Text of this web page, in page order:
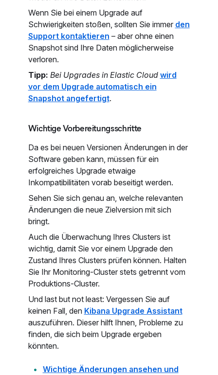
Wenn Sie bei einem Upgrade auf
Schwierigkeiten stoßen, sollten Sie immer den
Support kontaktieren – aber ohne einen
Snapshot sind Ihre Daten möglicherweise
verloren.
Tipp: Bei Upgrades in Elastic Cloud wird
vor dem Upgrade automatisch ein
Snapshot angefertigt.
Wichtige Vorbereitungsschritte
Da es bei neuen Versionen Änderungen in der
Software geben kann, müssen für ein
erfolgreiches Upgrade etwaige
Inkompatibilitäten vorab beseitigt werden.
Sehen Sie sich genau an, welche relevanten
Änderungen die neue Zielversion mit sich
bringt.
Auch die Überwachung Ihres Clusters ist
wichtig, damit Sie vor einem Upgrade den
Zustand Ihres Clusters prüfen können. Halten
Sie Ihr Monitoring-Cluster stets getrennt vom
Produktions-Cluster.
Und last but not least: Vergessen Sie auf
keinen Fall, den Kibana Upgrade Assistant
auszuführen. Dieser hilft Ihnen, Probleme zu
finden, die sich beim Upgrade ergeben
könnten.
Wichtige Änderungen ansehen und